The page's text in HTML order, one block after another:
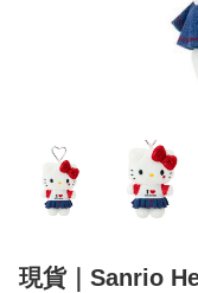
現貨｜Sanrio